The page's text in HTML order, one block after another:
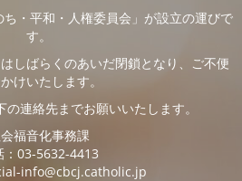
・平和・人権委員会」が設立の運びで
す。
しばらくのあいだ閉鎖となり、ご不便
けいたします。
連絡先までお願いいたします。
福音化事務課
：03-5632-4413
info@cbcj.catholic.jp